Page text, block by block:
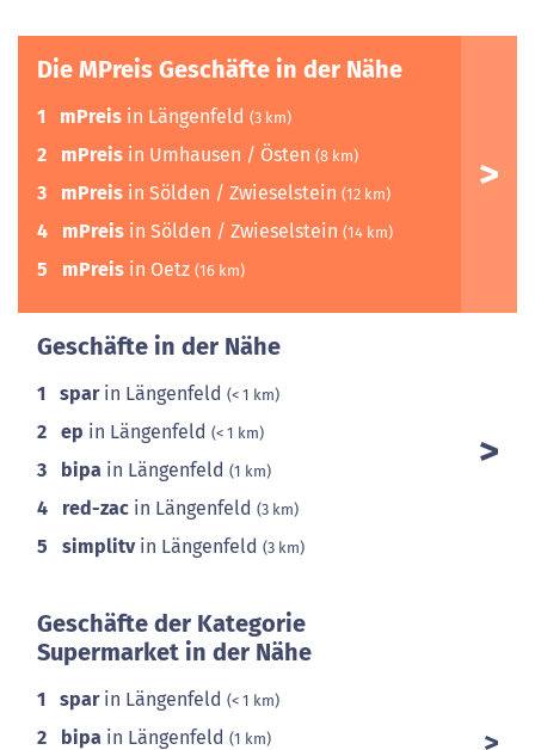
Die MPreis Geschäfte in der Nähe
1 mPreis in Längenfeld (3 km)
2 mPreis in Umhausen / Östen (8 km)
3 mPreis in Sölden / Zwieselstein (12 km)
4 mPreis in Sölden / Zwieselstein (14 km)
5 mPreis in Oetz (16 km)
Geschäfte in der Nähe
1 sparin Längenfeld (< 1 km)
2 ep in Längenfeld (< 1 km)
3 bipa in Längenfeld (1 km)
4 red-zac in Längenfeld (3 km)
5 simplitvin Längenfeld (3 km)
Geschäfte der Kategorie
Supermarket in der Nähe
1 sparin Längenfeld (< 1 km)
2 bipa in Längenfeld (1 km)